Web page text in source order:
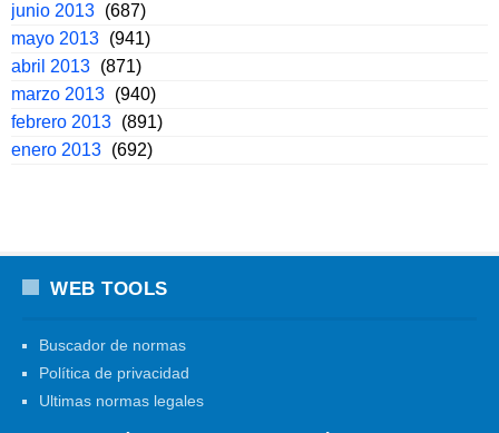
junio 2013 (687)
mayo 2013 (941)
abril 2013 (871)
marzo 2013 (940)
febrero 2013 (891)
enero 2013 (692)
WEB TOOLS
Buscador de normas
Política de privacidad
Ultimas normas legales